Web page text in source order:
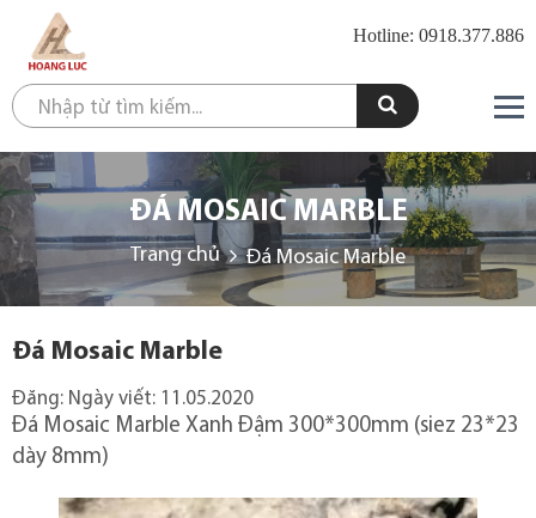
Hotline: 0918.377.886
ĐÁ MOSAIC MARBLE
Trang chủ Đá Mosaic Marble
Đá Mosaic Marble
Đăng: Ngày viết: 11.05.2020
Đá Mosaic Marble Xanh Đậm 300*300mm (siez 23*23
dày 8mm)